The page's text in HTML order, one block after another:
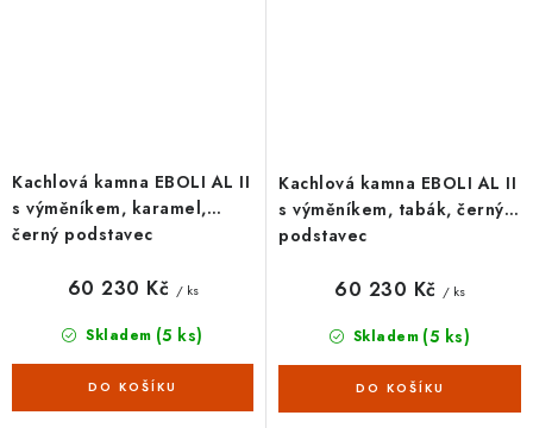
Kachlová kamna EBOLI AL II
s výměníkem, karamel,
černý podstavec
Skladem (5 ks)
60 230 Kč / ks
Kachlová kamna EBOLI AL II
s výměníkem, tabák, černý
podstavec
Skladem (5 ks)
60 230 Kč / ks